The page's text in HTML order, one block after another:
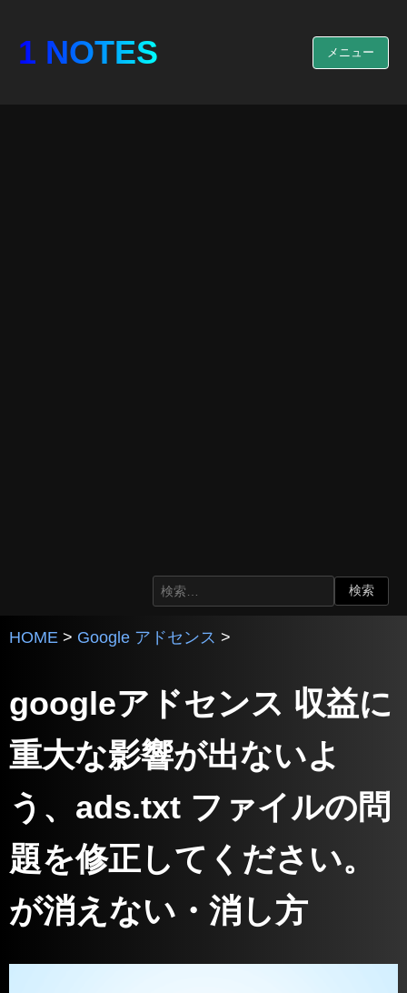
1 NOTES メニュー
HOME > Google アドセンス >
googleアドセンス 収益に
重大な影響が出ないよ
う、ads.txt ファイルの問
題を修正してください。
が消えない・消し方